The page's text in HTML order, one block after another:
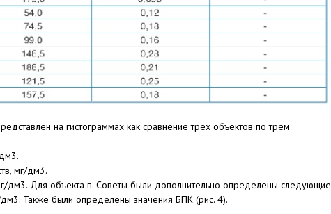
на гистограммах как сравнение трех объектов по трем
мг/дм3.
дм3. Для объекта п. Советы были дополнительно определены следующие
Также были определены значения БПК (рис. 4).